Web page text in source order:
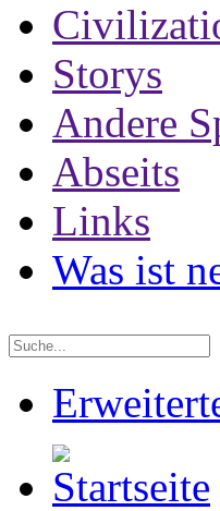
Storys
Andere
Abseits
Links
Was ist